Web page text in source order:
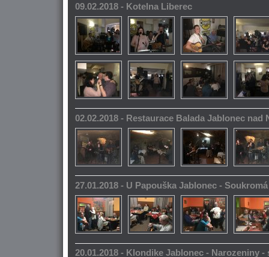
09.02.2018 - Kotelna Liberec
02.02.2018 - Restaurace Balada Jablonec nad
27.01.2018 - U Papouška Jablonec -
20.01.2018 - Klondike Jablonec - Narozeniny -